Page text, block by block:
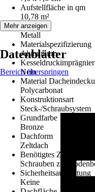
Aufstellfläche in qm
10,78 m²
Material
Metall
Materialspezifizierung
Aluminium
Nein
Material
Polycarbonat
Konstruktionsart
Steck-/Schraubsystem
Grundfarbe
Bronze
Dachform
Zeltdach
Benötigtes Zubehör
Schrauben zur
Sicherheitsausstattung
Keine
Mehr anzeigen
Datenblätter
Bereich überspringen